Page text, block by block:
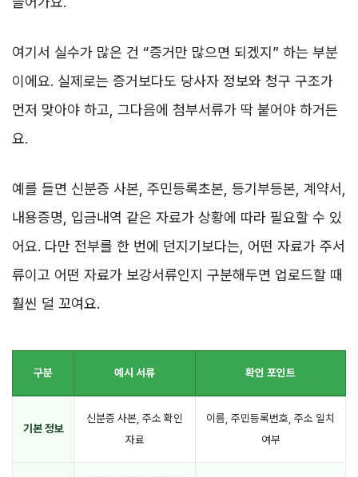
여기서 실수가 많은 건 “증거만 많으면 되겠지” 하는 부분
이에요. 실제로는 증거보다도 당사자 정보와 청구 구조가
먼저 맞아야 하고, 그다음에 첨부서류가 딱 붙어야 하거든
요.
예를 들면 신분증 사본, 주민등록초본, 등기부등본, 계약서,
내용증명, 입금내역 같은 자료가 상황에 따라 필요할 수 있
어요. 다만 전부를 한 번에 던지기보다는, 어떤 자료가 주서
류이고 어떤 자료가 보강서류인지 구분해두면 업로드할 때
훨씬 덜 꼬여요.
구분 예시 서류 확인 포인트
기본 정보
신분증 사본, 주소 확인
자료
이름, 주민등록번호, 주소 일치
여부